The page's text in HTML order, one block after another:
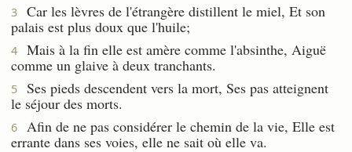
3
Car les lèvres de l'étrangère distillent le miel, Et son
palais est plus doux que l'huile;
4
Mais à la fin elle est amère comme l'absinthe, Aiguë
comme un glaive à deux tranchants.
5
Ses pieds descendent vers la mort, Ses pas atteignent
le séjour des morts.
6
Afin de ne pas considérer le chemin de la vie, Elle est
errante dans ses voies, elle ne sait où elle va.